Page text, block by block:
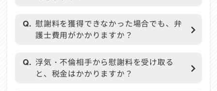
Q. 慰謝料を獲得できなかった場合でも、弁
護士費用がかかりますか？
Q. 浮気・不倫相手から慰謝料を受け取る
と、税金はかかりますか？